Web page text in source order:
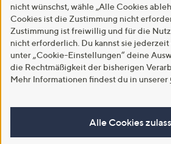
Nichts verpassen
INSIDER Magazin
TV-Programm
Über
Das
nicht wünschst, wähle „Alle Cookies
Cookies ist die Zustimmung nicht
Zustimmung ist freiwillig und für die
nicht erforderlich. Du kannst sie
unter „Cookie-Einstellungen“ deine
die Rechtmäßigkeit der bisherigen
Mehr Informationen findest du in unserer
Alle Cookies